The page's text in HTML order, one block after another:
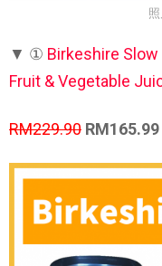
▼ ① Birkeshire
Fruit & Vegetable
RM229.90 RM165.99